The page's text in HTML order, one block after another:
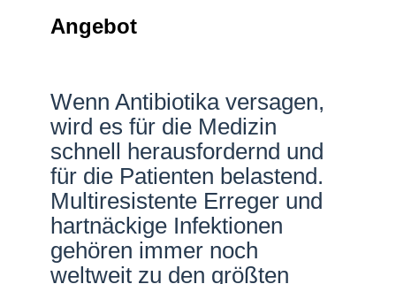
Angebot
Wenn Antibiotika versagen,
wird es für die Medizin
schnell herausfordernd und
für die Patienten belastend.
Multiresistente Erreger und
hartnäckige Infektionen
gehören immer noch
weltweit zu den größten